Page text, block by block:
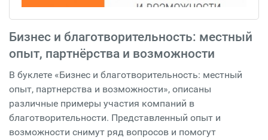
Бизнес и благотворительность: местный
опыт, партнёрства и возможности
В буклете «Бизнес и благотворительность: местный
опыт, партнерства и возможности», описаны
различные примеры участия компаний в
благотворительности. Представленный опыт и
возможности снимут ряд вопросов и помогут